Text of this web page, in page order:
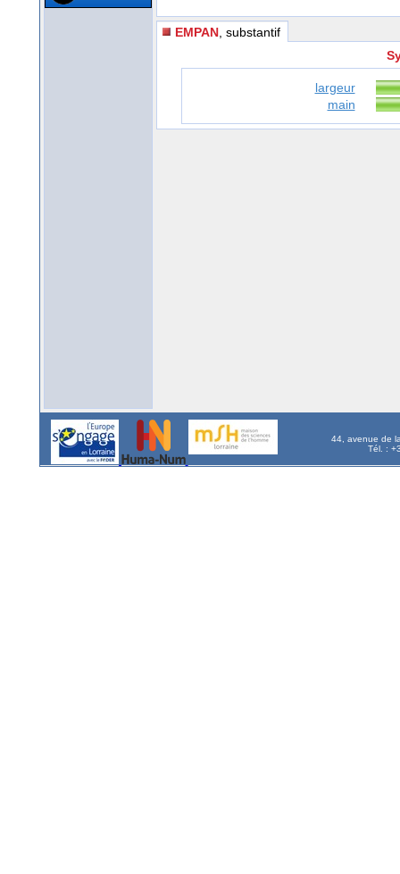
EMPAN , substantif
largeur
main
44, avenue de
Tél. :